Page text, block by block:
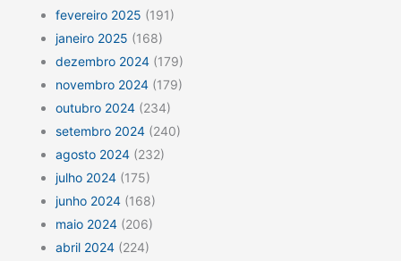
fevereiro 2025 (191)
janeiro 2025 (168)
dezembro 2024 (179)
novembro 2024 (179)
outubro 2024 (234)
setembro 2024 (240)
agosto 2024 (232)
julho 2024 (175)
junho 2024 (168)
maio 2024 (206)
abril 2024 (224)